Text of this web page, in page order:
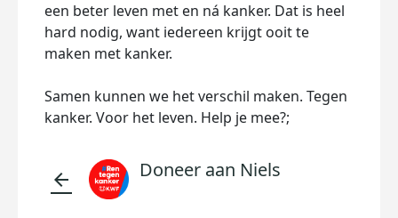
een beter leven met en ná kanker. Dat is heel
hard nodig, want iedereen krijgt ooit te
maken met kanker.
Samen kunnen we het verschil maken. Tegen
kanker. Voor het leven. Help je mee?;
arrow_back Doneer aan Niels